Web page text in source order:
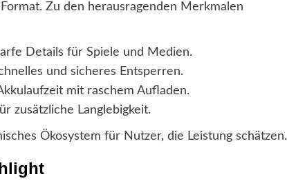
Zu den herausragenden Merkmalen
Details für Spiele und Medien.
und sicheres Entsperren.
mit raschem Aufladen.
zusätzliche Langlebigkeit.
Ökosystem für Nutzer, die Leistung schätzen.